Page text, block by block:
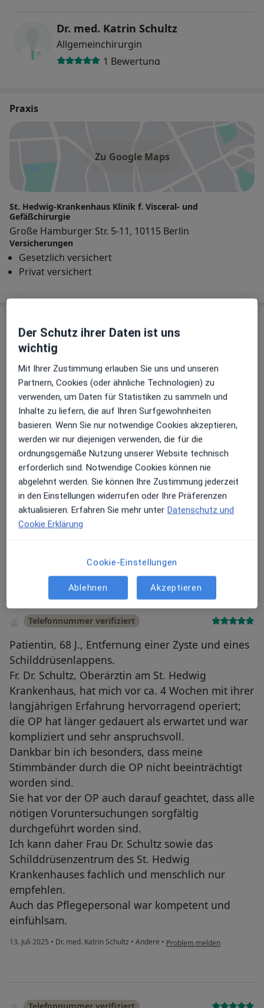
Dr. med. Katrin Schultz
Allgemeinchirurgin
1 Bewertung
Praxis
Zu Google Maps
St. Hedwig-Krankenhaus Klinik f. Visceral- und
Gefäßchirurgie
Große Hamburger Str. 5-11, 10115 Berlin
Versicherungen
Gesetzlich versichert
Privat versichert
12 Bewertungen
Jede einzelne Bewertungen ist wichtig.
Wir prüfen und moderieren
Bewertungen gemäß unserer
Richtlinien. Erfahren Sie mehr über
Bewertungen und wie wir Sterne
berechnen unter Mehr erfahrenMehr über
Telefonnummer verifiziert
Patientin, 68 J., Entfernung einer Zyste und eines
Schilddrüsenlappens.
Fr. Dr. Schultz, Oberärztin am St. Hedwig
Krankenhaus, hat mich vor ca. 4 Wochen mit ihrer
langjährigen Erfahrung hervorragend operiert;
die OP hat länger gedauert als erwartet und war
kompliziert und sehr anspruchsvoll.
Dankbar bin ich besonders, dass meine
Stimmbänder durch die OP nicht beeinträchtigt
worden sind.
Sie hat vor der OP auch darauf geachtet, dass alle
nötigen Voruntersuchungen sorgfältig
durchgeführt worden sind.
Ich kann daher Frau Dr. Schultz sowie das
Schilddrüsenzentrum des St. Hedwig
Krankenhauses fachlich und menschlich nur
empfehlen.
Auch das Pflegepersonal war kompetent und
einfühlsam.
13. Juli 2025 • Dr. med. Katrin Schultz • Andere • Problem melden
Der Schutz ihrer Daten ist uns
wichtig
Mit Ihrer Zustimmung erlauben Sie uns und unseren
Partnern, Cookies (oder ähnliche Technologien) zu
verwenden, um Daten für Statistiken zu sammeln und
Inhalte zu liefern, die auf Ihren Surfgewohnheiten
basieren. Wenn Sie nur notwendige Cookies akzeptieren,
werden wir nur diejenigen verwenden, die für die
ordnungsgemäße Nutzung unserer Website technisch
erforderlich sind. Notwendige Cookies können nie
abgelehnt werden. Sie können Ihre Zustimmung jederzeit
in den Einstellungen widerrufen oder Ihre Präferenzen
aktualisieren. Erfahren Sie mehr unter Datenschutz und
Cookie Erklärung
Cookie-Einstellungen
Ablehnen Akzeptieren